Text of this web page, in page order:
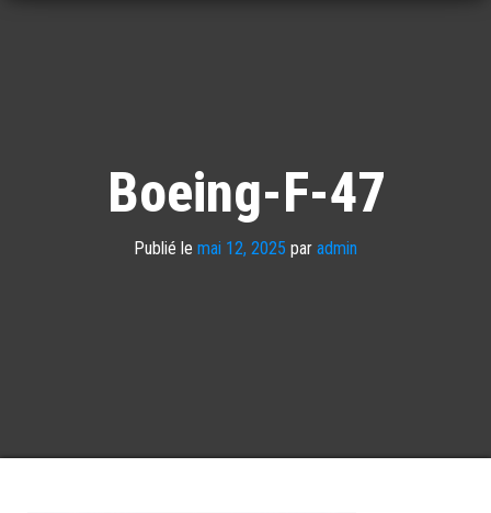
Boeing-F-47
Publié le mai 12, 2025 par admin